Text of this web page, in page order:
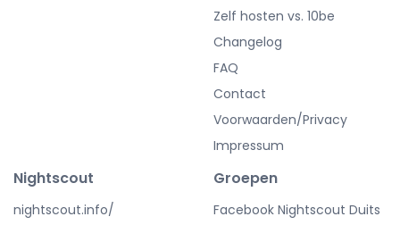
Zelf hosten vs. 10be
Changelog
FAQ
Contact
Voorwaarden/Privacy
Impressum
Nightscout
nightscout.info/
Groepen
Facebook Nightscout Duits